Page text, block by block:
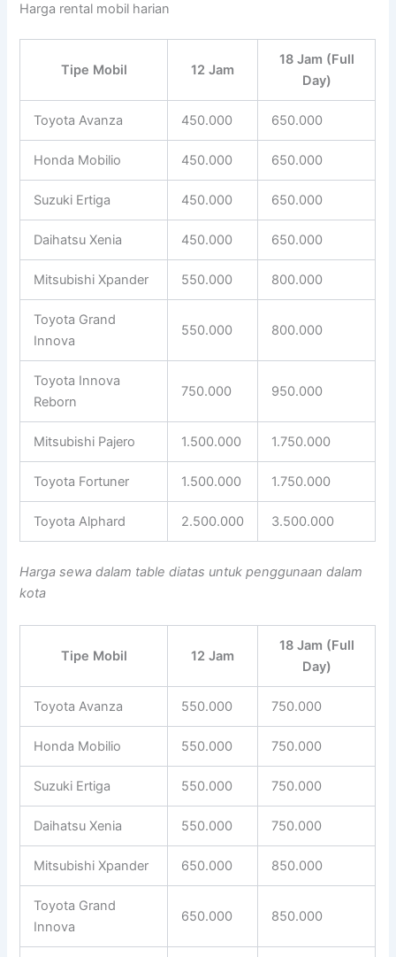
Harga rental mobil harian
Tipe Mobil 12 Jam
18 Jam (Full
Day)
Toyota Avanza 450.000 650.000
Honda Mobilio 450.000 650.000
Suzuki Ertiga 450.000 650.000
Daihatsu Xenia 450.000 650.000
Mitsubishi Xpander 550.000 800.000
Toyota Grand
Innova
550.000 800.000
Toyota Innova
Reborn
750.000 950.000
Mitsubishi Pajero 1.500.000 1.750.000
Toyota Fortuner 1.500.000 1.750.000
Toyota Alphard 2.500.000 3.500.000
Harga sewa dalam table diatas untuk penggunaan dalam
kota
Tipe Mobil 12 Jam
18 Jam (Full
Day)
Toyota Avanza 550.000 750.000
Honda Mobilio 550.000 750.000
Suzuki Ertiga 550.000 750.000
Daihatsu Xenia 550.000 750.000
Mitsubishi Xpander 650.000 850.000
Toyota Grand
Innova
650.000 850.000